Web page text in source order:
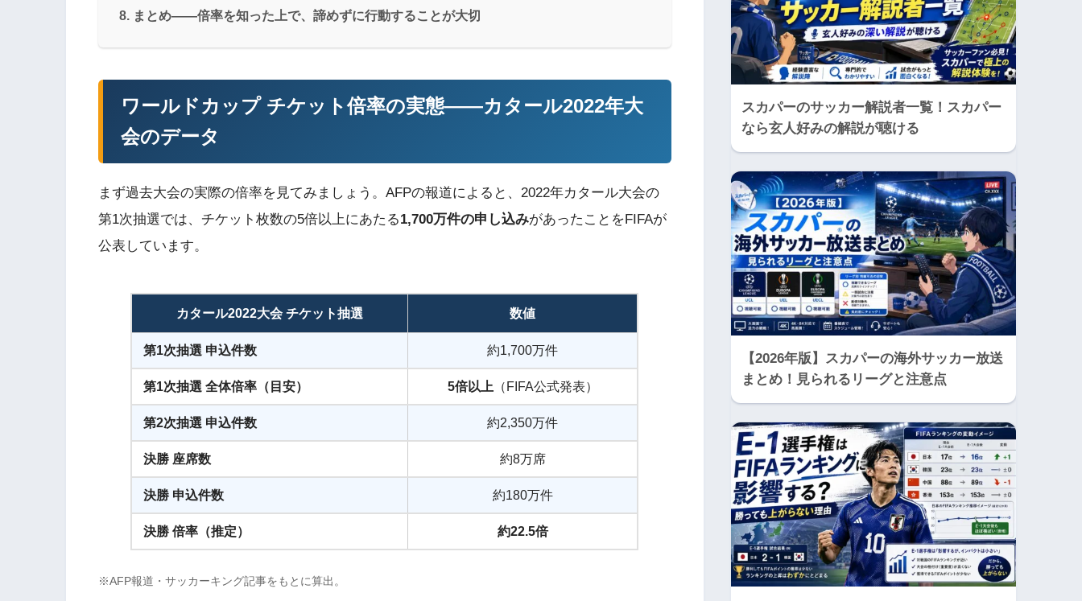
まとめ——倍率を知った上で、諦めずに行動することが大切
ワールドカップ チケット倍率の実態——カタール2022年大
会のデータ
まず過去大会の実際の倍率を見てみましょう。AFPの報道によると、2022年カタール大会の
第1次抽選では、チケット枚数の5倍以上にあたる1,700万件の申し込みがあったことをFIFAが
公表しています。
カタール2022大会 チケット抽選 数値
第1次抽選 申込件数 約1,700万件
第1次抽選 全体倍率（目安） 5倍以上 （FIFA公式発表）
第2次抽選 申込件数 約2,350万件
決勝 座席数 約8万席
決勝 申込件数 約180万件
決勝 倍率（推定） 約22.5倍
※AFP報道・サッカーキング記事をもとに算出。
スカパーのサッカー解説者一覧！スカパー
なら玄人好みの解説が聴ける
【2026年版】スカパーの海外サッカー放送
まとめ！見られるリーグと注意点